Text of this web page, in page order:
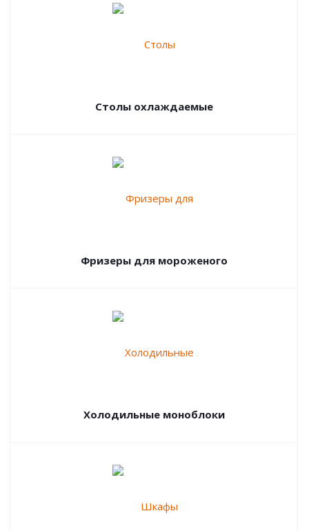
Столы охлаждаемые
Фризеры для мороженого
Холодильные моноблоки